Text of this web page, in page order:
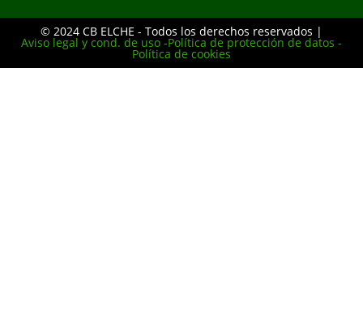
© 2024 CB ELCHE - Todos los derechos reservados |
Aviso legal y cond. de uso -Política de protección de datos -
Política de cookies